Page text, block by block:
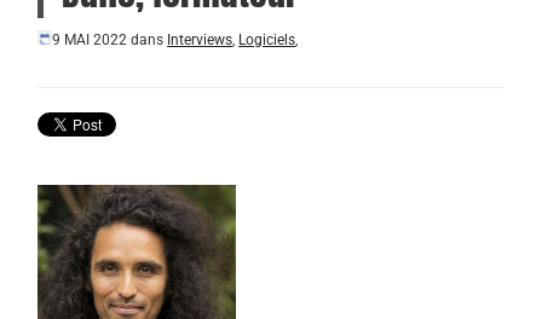
9 MAI 2022 dans Interviews, Logiciels,